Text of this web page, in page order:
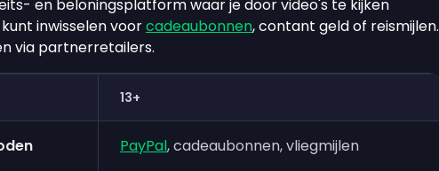
en beloningsplatform waar je door video's te kijken
inwisselen voorcadeaubonnen, contant geld of reismijlen.
via partnerretailers.
13+
PayPal, cadeaubonnen, vliegmijlen